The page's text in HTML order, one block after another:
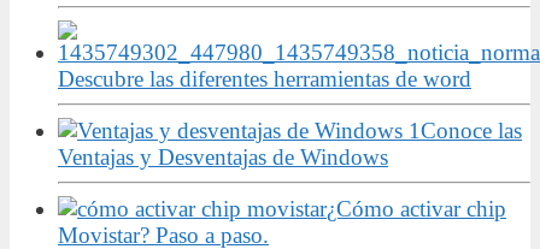
Descubre las diferentes herramientas de word
Conoce las
Ventajas y Desventajas de Windows
¿Cómo activar chip
Movistar? Paso a paso.